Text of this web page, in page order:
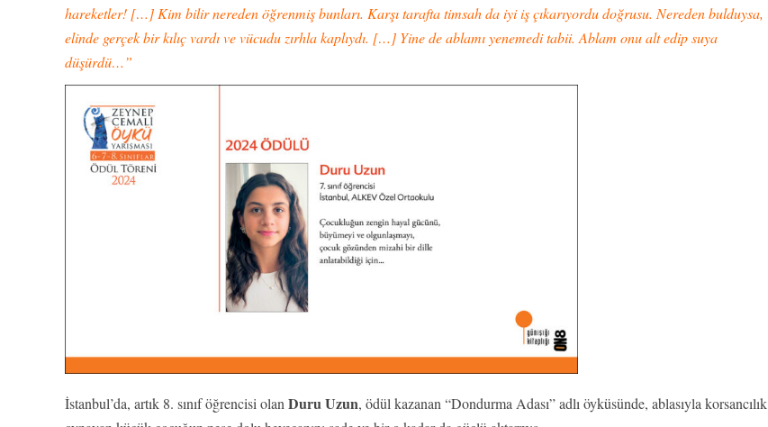
hareketler! […] Kim bilir nereden öğrenmiş bunları. Karşı tarafta timsah da iyi iş çıkarıyordu doğrusu. Nereden bulduysa,
elinde gerçek bir kılıç vardı ve vücudu zırhla kaplıydı. […] Yine de ablamı yenemedi tabii. Ablam onu alt edip suya
düşürdü…”
İstanbul’da, artık 8. sınıf öğrencisi olan Duru Uzun, ödül kazanan “Dondurma Adası” adlı öyküsünde, ablasıyla korsancılık